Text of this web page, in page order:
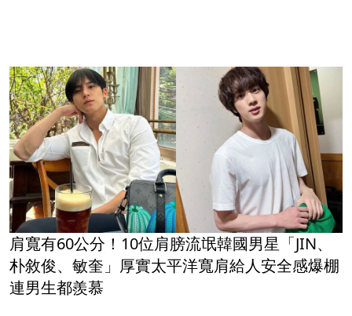
肩寬有60公分！10位肩膀流氓韓國男星「JIN、
朴敘俊、敏奎」厚實太平洋寬肩給人安全感爆棚
連男生都羨慕